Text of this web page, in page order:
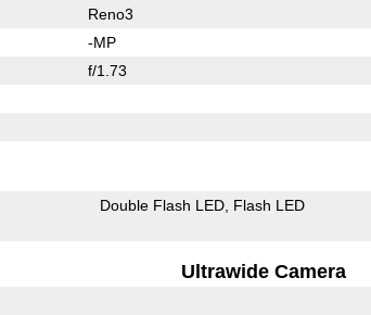
Reno3
-MP
f/1.73
Double Flash LED Flash LED
Ultrawide Camera